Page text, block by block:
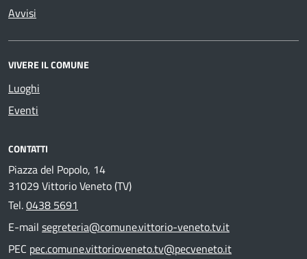
Avvisi
VIVERE IL COMUNE
Luoghi
Eventi
CONTATTI
Piazza del Popolo, 14
31029 Vittorio Veneto (TV)
Tel.0438 5691
E-mail segreteria@comune.vittorio-veneto.tv.it
PEC pec.comune.vittorioveneto.tv@pecveneto.it